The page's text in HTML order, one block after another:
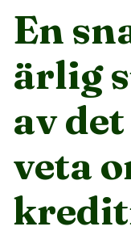
En
ärlig
av
veta